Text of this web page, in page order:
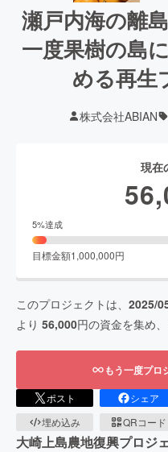
瀬戸内海の離
一度果樹の島
める再生
株式会社ABIAN
現在
5%達成
目標金額1,000,000円
このプロジェクトは、 2025/
より 56,000円の資金を集め、
もう一度プロ
ポスト シェア
埋め込み
QRコード
大崎上島農地復興プロジ